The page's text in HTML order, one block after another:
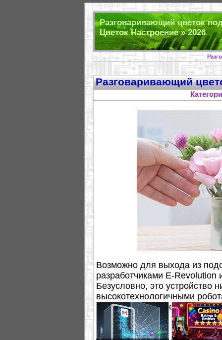
Разговаривающий цветок
Цветок Настроение » 2026
Разговаривающий
Возможно для выхода из
разработчиками E-
Безусловно, это устройство
высокотехнологичными
душам пользователю с